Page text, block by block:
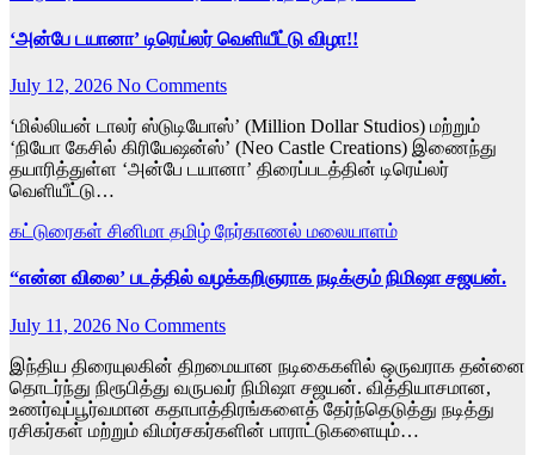
‘அன்பே டயானா’ டிரெய்லர் வெளியீட்டு விழா!!
July 12, 2026 No Comments
‘மில்லியன் டாலர் ஸ்டுடியோஸ்’ (Million Dollar Studios) மற்றும்
‘நியோ கேசில் கிரியேஷன்ஸ்’ (Neo Castle Creations) இணைந்து
தயாரித்துள்ள ‘அன்பே டயானா’ திரைப்படத்தின் டிரெய்லர்
வெளியீட்டு…
கட்டுரைகள் சினிமா தமிழ் நேர்காணல் மலையாளம்
“என்ன விலை’ படத்தில் வழக்கறிஞராக நடிக்கும் நிமிஷா சஜயன்.
July 11, 2026 No Comments
இந்திய திரையுலகின் திறமையான நடிகைகளில் ஒருவராக தன்னை
தொடர்ந்து நிரூபித்து வருபவர் நிமிஷா சஜயன். வித்தியாசமான,
உணர்வுப்பூர்வமான கதாபாத்திரங்களைத் தேர்ந்தெடுத்து நடித்து
ரசிகர்கள் மற்றும் விமர்சகர்களின் பாராட்டுகளையும்…